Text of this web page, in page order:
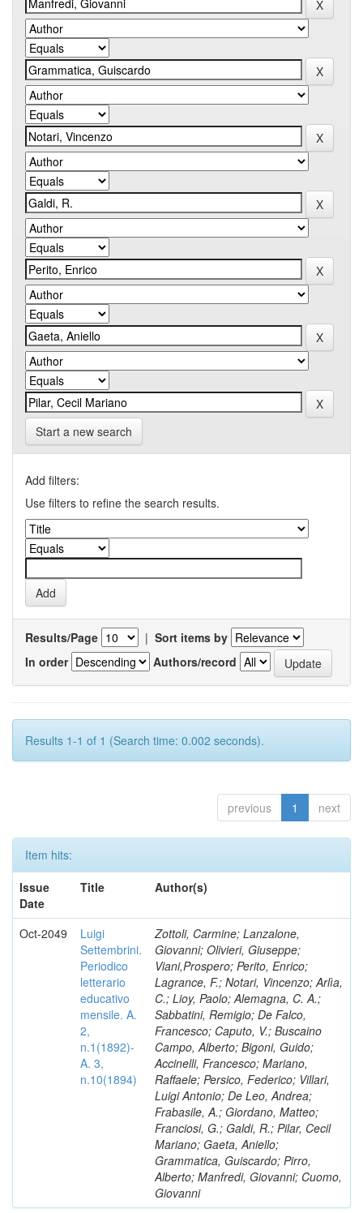
Start a new search
Add filters:
Use filters to refine the search results.
Results/Page | Sort items by
In order
Authors/record
Results 1-1 of 1 (Search time: 0.002 seconds).
previous 1 next
Item hits:
Issue
Date
Title Author(s)
Oct-2049
Luigi
Settembrini.
Periodico
letterario
educativo
mensile. A.
2,
n.1(1892)-
A. 3,
n.10(1894)
Zottoli, Carmine; Lanzalone,
Giovanni; Olivieri, Giuseppe;
Viani,Prospero; Perito, Enrico;
Lagrance, F.; Notari, Vincenzo; Arlìa,
C.; Lioy, Paolo; Alemagna, C. A.;
Sabbatini, Remigio; De Falco,
Francesco; Caputo, V.; Buscaino
Campo, Alberto; Bigoni, Guido;
Accinelli, Francesco; Mariano,
Raffaele; Persico, Federico; Villari,
Luigi Antonio; De Leo, Andrea;
Frabasile, A.; Giordano, Matteo;
Franciosi, G.; Galdi, R.; Pilar, Cecil
Mariano; Gaeta, Aniello;
Grammatica, Guiscardo; Pirro,
Alberto; Manfredi, Giovanni; Cuomo,
Giovanni